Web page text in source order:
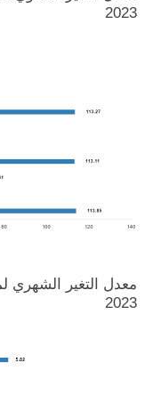
2023
معدل التغير الشهري
2023